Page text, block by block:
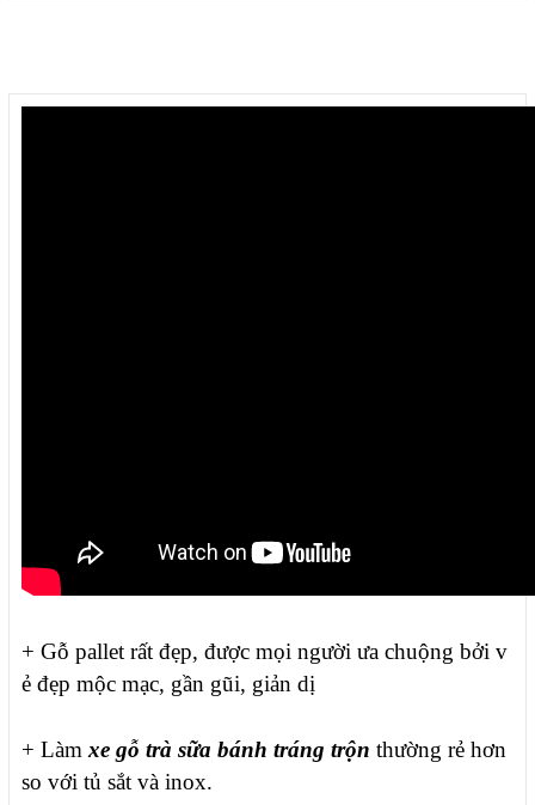
+ Gỗ pallet rất đẹp, được mọi người ưa chuộng bởi v
ẻ đẹp mộc mạc, gần gũi, giản dị
+ Làm xe gỗ trà sữa bánh tráng trộn thường rẻ hơn
so với tủ sắt và inox.